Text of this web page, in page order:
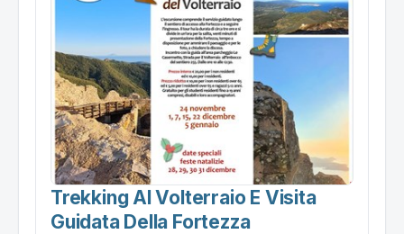
Trekking Al Volterraio E Visita
Guidata Della Fortezza